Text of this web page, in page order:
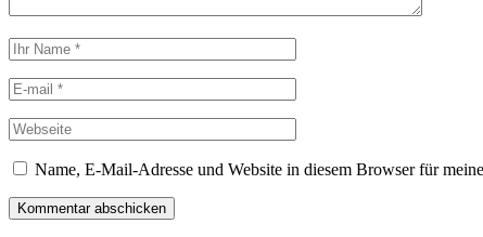
Name, E-Mail-Adresse und Website in diesem Browser für